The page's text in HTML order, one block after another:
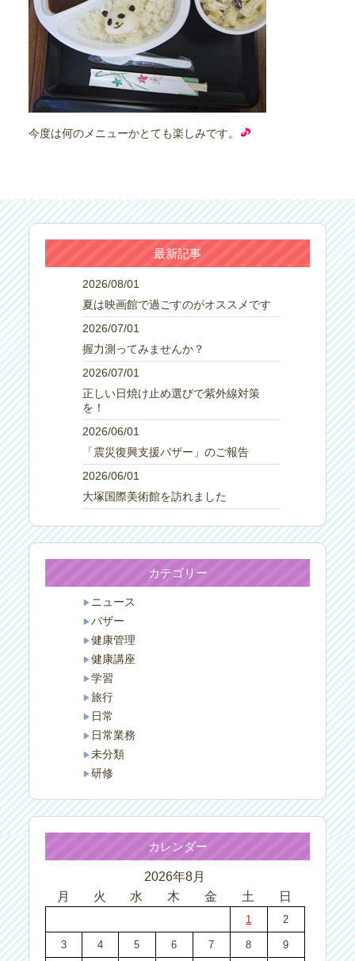
今度は何のメニューかとても楽しみです。
最新記事
2026/08/01
夏は映画館で過ごすのがオススメです
2026/07/01
握力測ってみませんか？
2026/07/01
正しい日焼け止め選びで紫外線対策
を！
2026/06/01
「震災復興支援バザー」のご報告
2026/06/01
大塚国際美術館を訪れました
カテゴリー
ニュース
バザー
健康管理
健康講座
学習
旅行
日常
日常業務
未分類
研修
カレンダー
2026年8月
月
火 水 木 金 土 日
1 2
3 4 5 6 7 8 9